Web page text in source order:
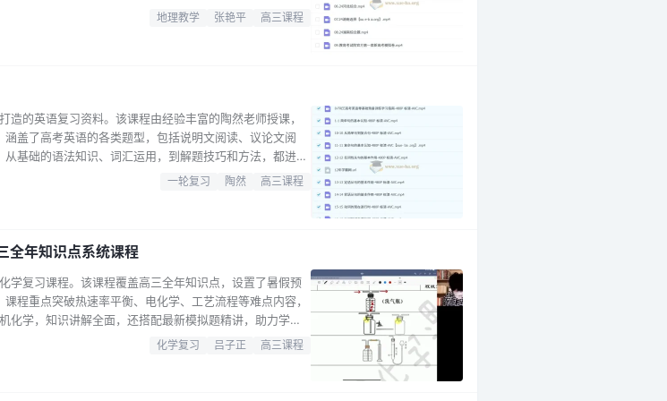
富的课后资料。寒假班不仅有每日一题视频详解，帮助学
路。此外，还设有试听课程，方便学生提前感受张老师
地理教学 张艳平 高三课程
的英语复习资料。该课程由经验丰富的陶然老师授课，
盖了高考英语的各类题型，包括说明文阅读、议论文阅
基础的语法知识、词汇运用，到解题技巧和方法，都进行
逐步深入到复杂句、名词性从句、定语从句、状语从句等
，课程通过大量的真题示例，详细剖析解题思路和技巧，
一轮复习 陶然 高三课程
全年知识点系统课程
学复习课程。该课程覆盖高三全年知识点，设置了暑假预
程重点突破热速率平衡、电化学、工艺流程等难点内容，
化学，知识讲解全面，还搭配最新模拟题精讲，助力学生
还是追求高分进行冲刺的学生，都能从该课程中受益。吕
解化学知识，把握高考命题方向，提升化学学科素养和应
化学复习 吕子正 高三课程